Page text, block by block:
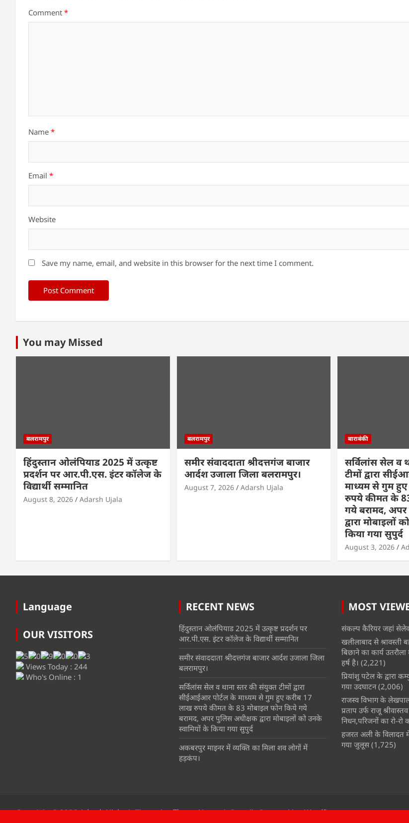
Comment *
Name *
Email *
Website
Save my name, email, and website in this browser for the next time I comment.
You may Missed
बलरामपुर
हिंदुस्तान ओलंपियाड 2025 में उत्कृष्ट
प्रदर्शन पर आर.पी.एस. इंटर कॉलेज के
विद्यार्थी सम्मानित
August 8, 2026 Adarsh Ujala
बलरामपुर
समीर संवाददाता श्रीदत्तगंज बाजार
आर्दश उजाला जिला बलरामपुर।
August 7, 2026 Adarsh Ujala
बाराबंकी
सर्विलांस सेल व
टीमों द्वारा
माध्यम से गुम
रुपये कीमत के
गये बरामद,
द्वारा मोबाइलों
किया गया सुपुर्द
August 3, 2026
Language
OUR VISITORS
Views Today : 244
Who's Online : 1
RECENT NEWS
हिंदुस्तान ओलंपियाड 2025 में उत्कृष्ट प्रदर्शन पर
आर.पी.एस. इंटर कॉलेज के विद्यार्थी सम्मानित
समीर संवाददाता श्रीदत्तगंज बाजार आर्दश उजाला जिला
बलरामपुर।
सर्विलांस सेल व थाना स्तर की संयुक्त टीमों द्वारा
सीईआईआर पोर्टल के माध्यम से गुम हुए करीब 17
लाख रुपये कीमत के 83 मोबाइल फोन किये गये
बरामद, अपर पुलिस अधीक्षक द्वारा मोबाइलों को उनके
स्वामियों के किया गया सुपुर्द
अकबरपुर माइनर में व्यक्ति का मिला शव लोगों में
हड़कंप।
MOST
संकल्प कैरियर जहां
खलीलाबाद से श्रावस्ती
बिछाने का कार्य
हर्ष है। (2,221)
प्रियांशु पटेल के द्वारा
गया उदघाटन (2,006)
राजस्व विभाग के लेखपाल
प्रताप उर्फ राजू
निधन,परिजनों का रो-रो
हजरत अली के विलादत
गया जुलूस (1,725)
Copyright © 2026Adarsh Ujala Theme by:Theme Horse Proudly Powered by:WordPress